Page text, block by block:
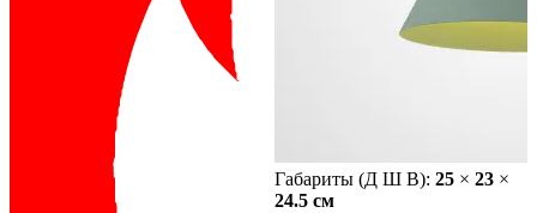
Габариты (Д Ш В): 25 × 23 ×
24.5 cм